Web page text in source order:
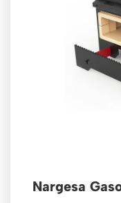
Nargesa